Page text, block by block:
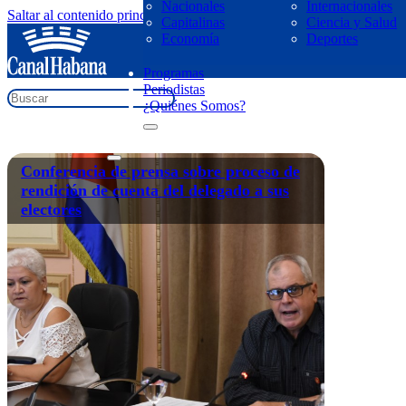
Saltar al contenido principal Saltar al pie de página
Nacionales Internacionales
Capitalinas
Ciencia y Salud
Economía
Deportes
Programas
Periodistas
¿Quiénes Somos?
regresar
electores
Conferencia de prensa sobre proceso de
rendición de cuenta del delegado a sus
electores